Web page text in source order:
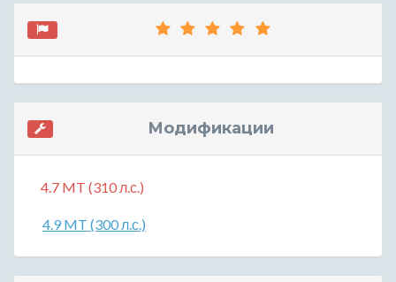
Модификации
4.7 MT (310 л.с.)
4.9 MT (300 л.с.)